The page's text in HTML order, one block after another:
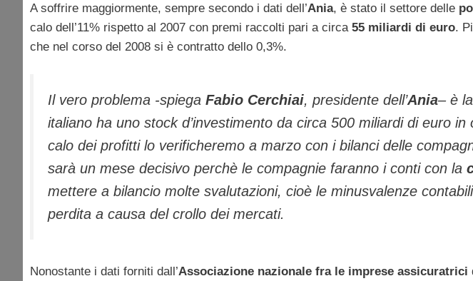
A soffrire maggiormente, sempre secondo i dati dell’Ania, è stato il settore delle
calo dell’11% rispetto al 2007 con premi raccolti pari a circa 55 miliardi di euro.
che nel corso del 2008 si è contratto dello 0,3%.
Il vero problema -spiega Fabio Cerchiai, presidente dell’Ania– è
italiano ha uno stock d’investimento da circa 500 miliardi di euro in
calo dei profitti lo verificheremo a marzo con i bilanci delle
sarà un mese decisivo perchè le compagnie faranno i conti con la
mettere a bilancio molte svalutazioni, cioè le minusvalenze
perdita a causa del crollo dei mercati.
Nonostante i dati forniti dall’Associazione nazionale fra le imprese assicuratrici